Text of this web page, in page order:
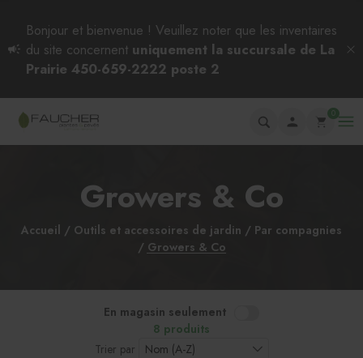
Bonjour et bienvenue ! Veuillez noter que les inventaires
du site concernent uniquement la succursale de La
Prairie 450-659-2222 poste 2
Growers & Co
Accueil Outils et accessoires de jardin
Par compagnies
Growers & Co
En magasin seulement
8 produits
Trier par